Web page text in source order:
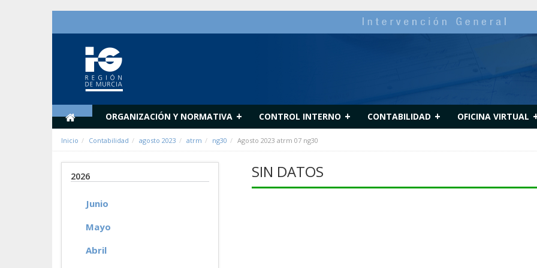
ORGANIZACIÓN Y NORMATIVA + CONTROL INTERNO + CONTABILIDAD + OFICINA VIRTUAL
Inicio Contabilidad agosto 2023 atrm ng30 Agosto 2023 atrm 07 ng30
2026
Junio
Mayo
Abril
SIN DATOS